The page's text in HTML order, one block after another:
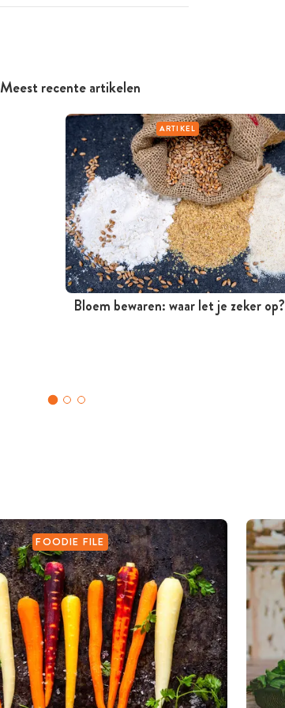
Meest recente artikelen
ARTIKEL
Bloem bewaren: waar let je zeker op?
FOODIE FILE